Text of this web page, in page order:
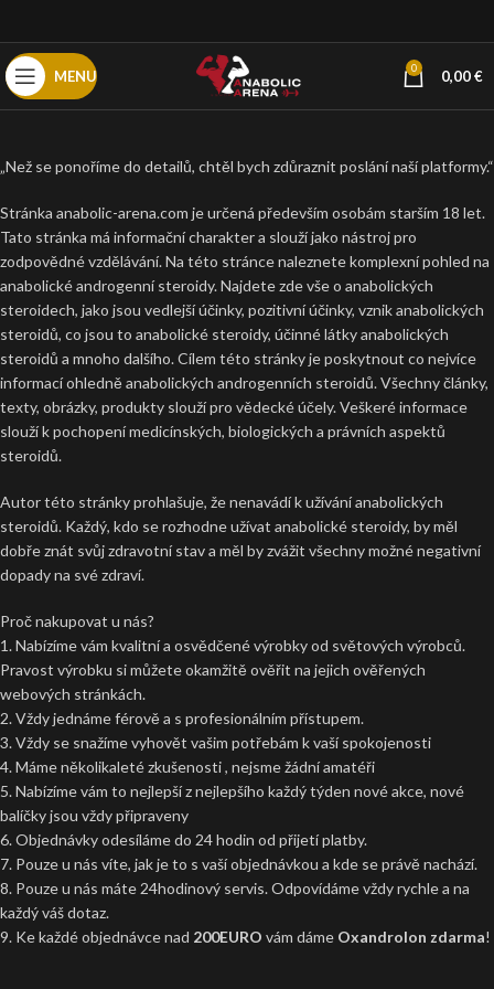
MENU 0 0,00€
„Než se ponoříme do detailů, chtěl bych zdůraznit poslání naší platformy.“
Stránka anabolic-arena.com je určená především osobám starším 18 let.
Tato stránka má informační charakter a slouží jako nástroj pro
zodpovědné vzdělávání. Na této stránce naleznete komplexní pohled na
anabolické androgenní steroidy. Najdete zde vše o anabolických
steroidech, jako jsou vedlejší účinky, pozitivní účinky, vznik anabolických
steroidů, co jsou to anabolické steroidy, účinné látky anabolických
steroidů a mnoho dalšího. Cílem této stránky je poskytnout co nejvíce
informací ohledně anabolických androgenních steroidů. Všechny články,
texty, obrázky, produkty slouží pro vědecké účely. Veškeré informace
slouží k pochopení medicínských, biologických a právních aspektů
steroidů.
Autor této stránky prohlašuje, že nenavádí k užívání anabolických
steroidů. Každý, kdo se rozhodne užívat anabolické steroidy, by měl
dobře znát svůj zdravotní stav a měl by zvážit všechny možné negativní
dopady na své zdraví.
Proč nakupovat u nás?
1. Nabízíme vám kvalitní a osvědčené výrobky od světových výrobců.
Pravost výrobku si můžete okamžitě ověřit na jejich ověřených
webových stránkách.
2. Vždy jednáme férově a s profesionálním přístupem.
3. Vždy se snažíme vyhovět vašim potřebám k vaší spokojenosti
4. Máme několikaleté zkušenosti , nejsme žádní amatéři
5. Nabízíme vám to nejlepší z nejlepšího každý týden nové akce, nové
balíčky jsou vždy připraveny
6. Objednávky odesíláme do 24 hodin od přijetí platby.
7. Pouze u nás víte, jak je to s vaší objednávkou a kde se právě nachází.
8. Pouze u nás máte 24hodinový servis. Odpovídáme vždy rychle a na
každý váš dotaz.
9. Ke každé objednávce nad 200EURO vám dáme Oxandrolon zdarma!